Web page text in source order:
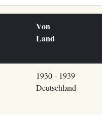
Von
Land
1930 - 1939
Deutschland